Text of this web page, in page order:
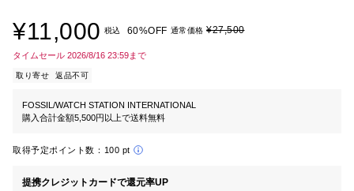
¥11,000 税込 60%OFF 通常価格 ¥27,500
タイムセール 2026/8/16 23:59まで
取り寄せ 返品不可
FOSSIL/WATCH STATION INTERNATIONAL
購入合計金額5,500円以上で送料無料
取得予定ポイント数： 100 pt
提携クレジットカードで還元率UP